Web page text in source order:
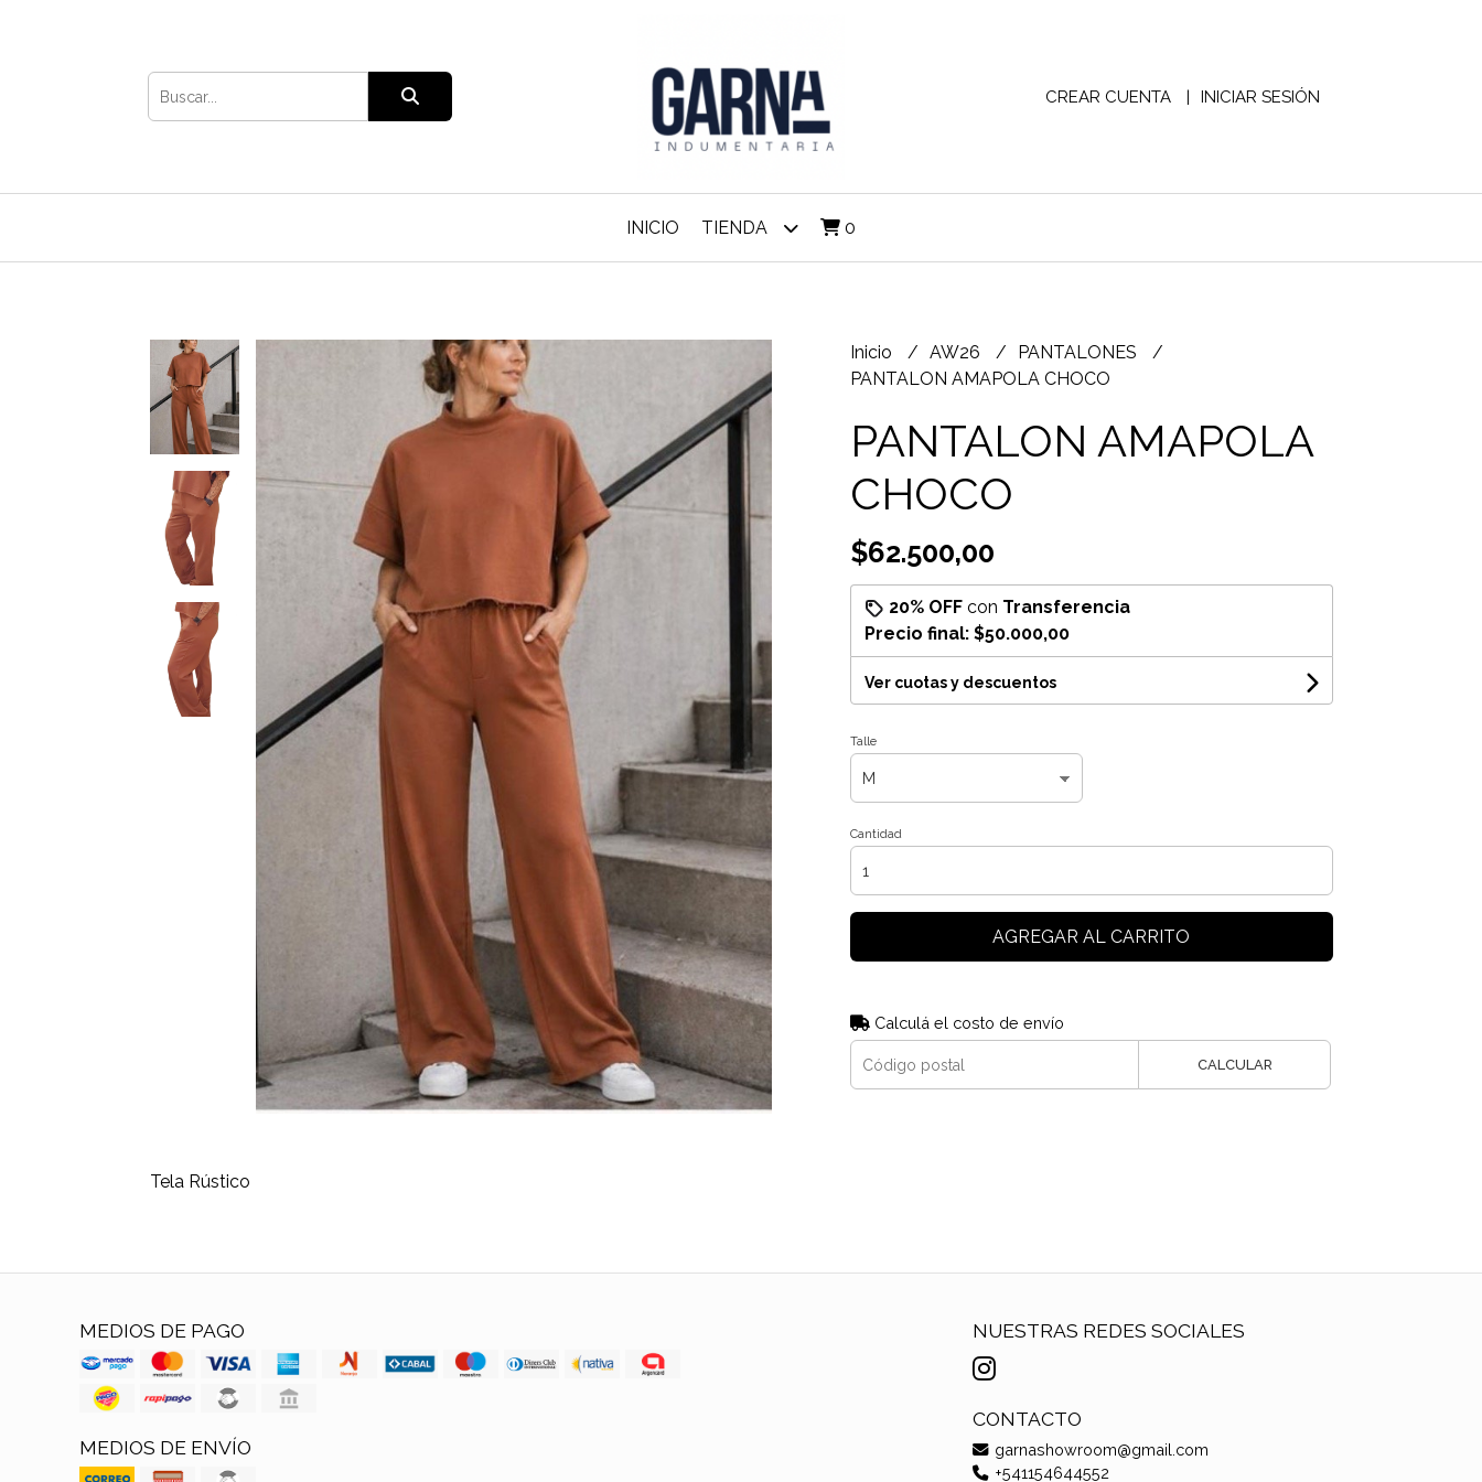
CREAR CUENTA INICIAR SESIÓN
INICIO TIENDA 0
Tela Rústico
Inicio AW26
PANTALONES
PANTALON AMAPOLA CHOCO
PANTALON AMAPOLA
CHOCO
$62.500,00
20% OFFcon Transferencia
Precio final: $50.000,00
Ver cuotas y descuentos
Talle
Cantidad
AGREGAR AL CARRITO
Calculá el costo de envío
CALCULAR
MEDIOS DE PAGO
MEDIOS DE ENVÍO
NUESTRAS REDES SOCIALES
CONTACTO
garnashowroom@gmail.com
+541154644552